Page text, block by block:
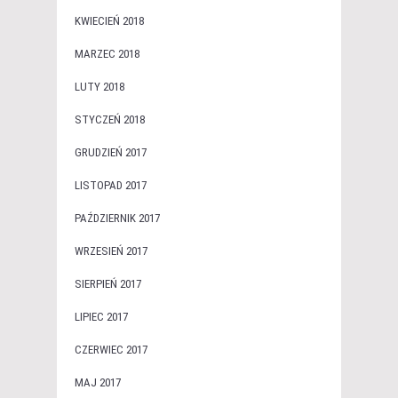
KWIECIEŃ 2018
MARZEC 2018
LUTY 2018
STYCZEŃ 2018
GRUDZIEŃ 2017
LISTOPAD 2017
PAŹDZIERNIK 2017
WRZESIEŃ 2017
SIERPIEŃ 2017
LIPIEC 2017
CZERWIEC 2017
MAJ 2017